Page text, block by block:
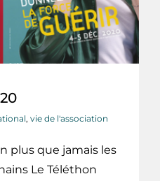
, vie de l'association
plus que jamais les
Le Téléthon